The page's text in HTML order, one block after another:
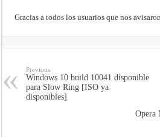
Gracias a todos los usuarios que nos
Previous
Windows 10 build 10041 disponible
para Slow Ring [ISO ya
disponibles]
Opera